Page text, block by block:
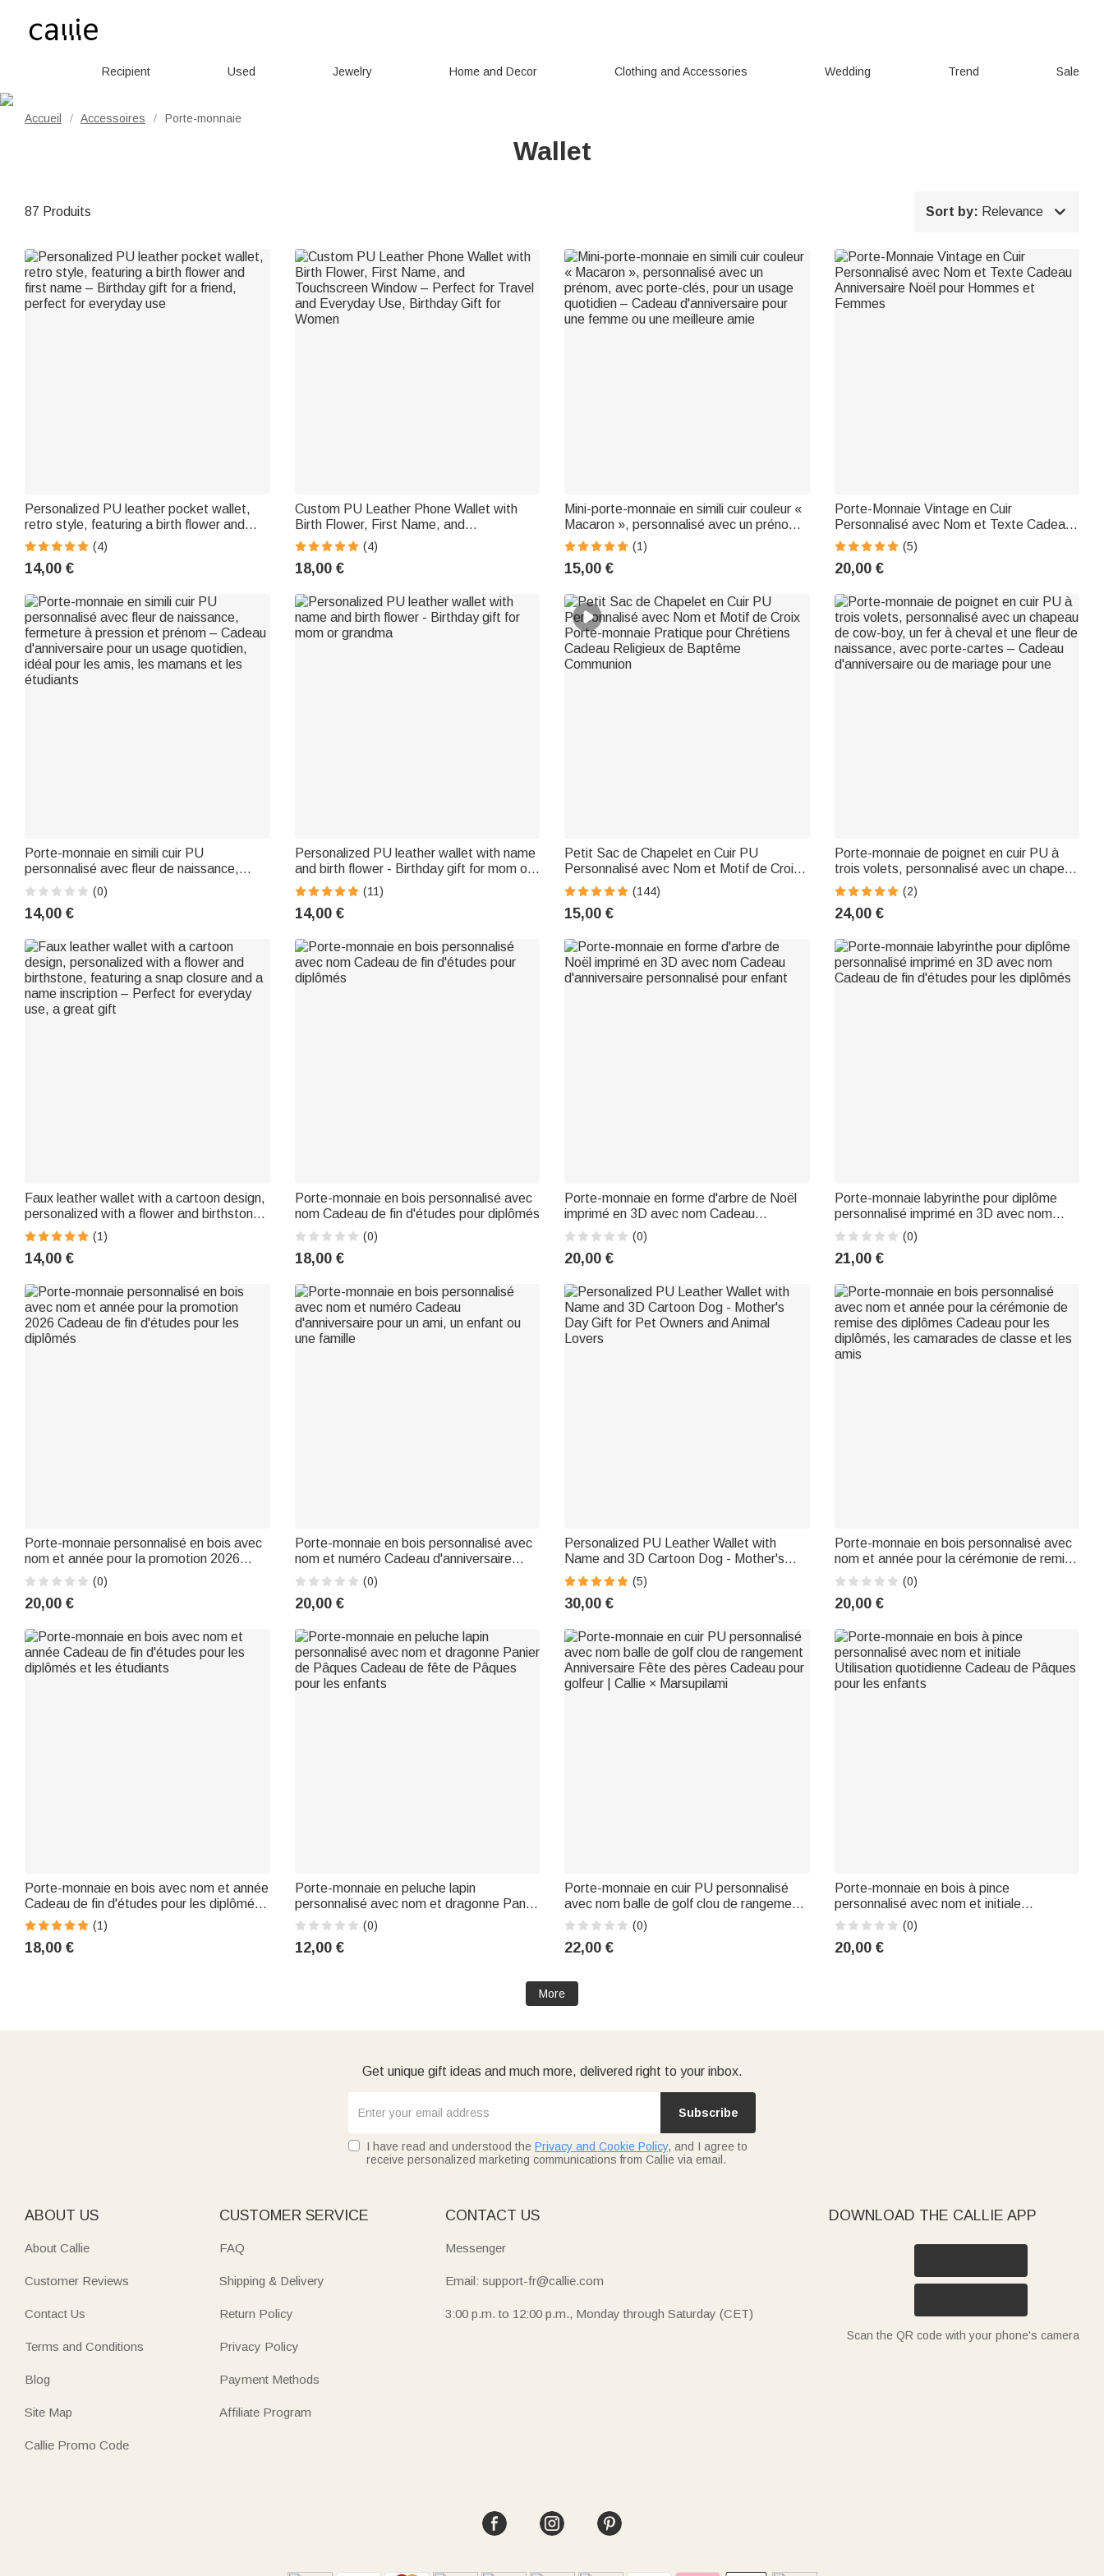
Recipient Used Jewelry Home and Decor Clothing and Accessories Wedding Trend Sale
Accueil / Accessoires / Porte-monnaie
Wallet
87 Produits Sort by: Relevance 
Personalized PU leather pocket wallet,
retro style, featuring a birth flower and
first name – Birthday gift for a friend,
perfect for everyday use
(4)
14,00 €
Custom PU Leather Phone Wallet with
Birth Flower, First Name, and
Touchscreen Window – Perfect for Travel
and Everyday Use, Birthday Gift for
Women
(4)
18,00 €
Mini-porte-monnaie en simili cuir couleur «
Macaron », personnalisé avec un prénom,
avec porte-clés, pour un usage quotidien
– Cadeau d'anniversaire pour une femme
ou une meilleure amie
(1)
15,00 €
Porte-Monnaie Vintage en Cuir
Personnalisé avec Nom et Texte Cadeau
Anniversaire Noël pour Hommes et
Femmes
(5)
20,00 €
Porte-monnaie en simili cuir PU
personnalisé avec fleur de naissance,
fermeture à pression et prénom – Cadeau
d'anniversaire pour un usage quotidien,
idéal pour les amis, les mamans et les
(0)
14,00 €
Personalized PU leather wallet with name
and birth flower - Birthday gift for mom or
grandma
(11)
14,00 €
Petit Sac de Chapelet en Cuir PU
Personnalisé avec Nom et Motif de Croix
Porte-monnaie Pratique pour Chrétiens
Cadeau Religieux de Baptême
Communion
(144)
15,00 €
Porte-monnaie de poignet en cuir PU à
trois volets, personnalisé avec un chapeau
de cow-boy, un fer à cheval et une fleur de
naissance, avec porte-cartes – Cadeau
d'anniversaire ou de mariage pour une
(2)
24,00 €
Faux leather wallet with a cartoon design,
personalized with a flower and birthstone,
featuring a snap closure and a name
inscription – Perfect for everyday use, a
great gift
(1)
14,00 €
Porte-monnaie en bois personnalisé avec
nom Cadeau de fin d'études pour diplômés
(0)
18,00 €
Porte-monnaie en forme d'arbre de Noël
imprimé en 3D avec nom Cadeau
d'anniversaire personnalisé pour enfant
(0)
20,00 €
Porte-monnaie labyrinthe pour diplôme
personnalisé imprimé en 3D avec nom
Cadeau de fin d'études pour les diplômés
(0)
21,00 €
Porte-monnaie personnalisé en bois avec
nom et année pour la promotion 2026
Cadeau de fin d'études pour les diplômés
(0)
20,00 €
Porte-monnaie en bois personnalisé avec
nom et numéro Cadeau d'anniversaire
pour un ami, un enfant ou une famille
(0)
20,00 €
Personalized PU Leather Wallet with
Name and 3D Cartoon Dog - Mother's
Day Gift for Pet Owners and Animal
Lovers
(5)
30,00 €
Porte-monnaie en bois personnalisé avec
nom et année pour la cérémonie de remise
des diplômes Cadeau pour les diplômés,
les camarades de classe et les amis
(0)
20,00 €
Porte-monnaie en bois avec nom et année
Cadeau de fin d'études pour les diplômés
et les étudiants
(1)
18,00 €
Porte-monnaie en peluche lapin
personnalisé avec nom et dragonne Panier
de Pâques Cadeau de fête de Pâques
pour les enfants
(0)
12,00 €
Porte-monnaie en cuir PU personnalisé
avec nom balle de golf clou de rangement
Anniversaire Fête des pères Cadeau pour
golfeur | Callie × Marsupilami
(0)
22,00 €
Porte-monnaie en bois à pince
personnalisé avec nom et initiale
Utilisation quotidienne Cadeau de Pâques
pour les enfants
(0)
20,00 €
More
Get unique gift ideas and much more, delivered right to your inbox.
Subscribe
I have read and understood the Privacy and Cookie Policy, and I agree to
receive personalized marketing communications from Callie via email.
ABOUT US
About Callie
Customer Reviews
Contact Us
Terms and Conditions
Blog
Site Map
Callie Promo Code
CUSTOMER SERVICE
FAQ
Shipping & Delivery
Return Policy
Privacy Policy
Payment Methods
Affiliate Program
CONTACT US
Messenger
Email: support-fr@callie.com
3:00 p.m. to 12:00 p.m., Monday through Saturday (CET)
DOWNLOAD THE CALLIE APP
Scan the QR code with your phone's camera